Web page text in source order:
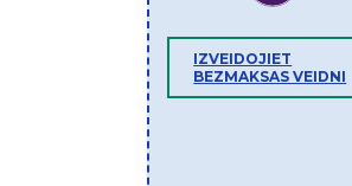
IZVEIDOJIET
BEZMAKSAS VEIDNI